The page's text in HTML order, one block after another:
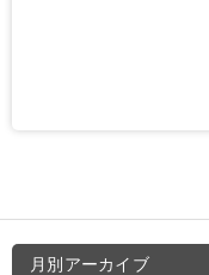
月別アーカイブ